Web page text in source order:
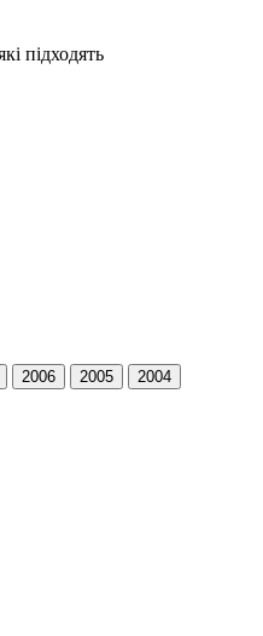
підходять
2006 2005 2004